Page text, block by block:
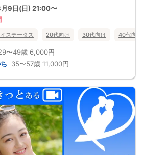
9日(日) 21:00〜
ステータス 20代向け 30代向け 40代向け
〜49歳 6,000円
35〜57歳 11,000円